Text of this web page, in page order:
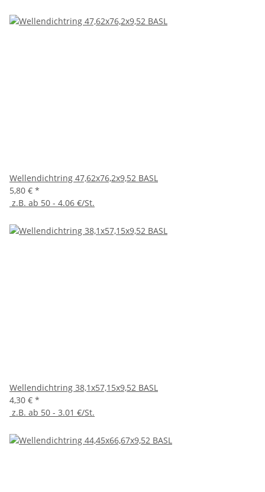
Wellendichtring 47,62x76,2x9,52 BASL
5,80 € *
z.B. ab 50 - 4.06 €/St.
Wellendichtring 38,1x57,15x9,52 BASL
4,30 € *
z.B. ab 50 - 3.01 €/St.